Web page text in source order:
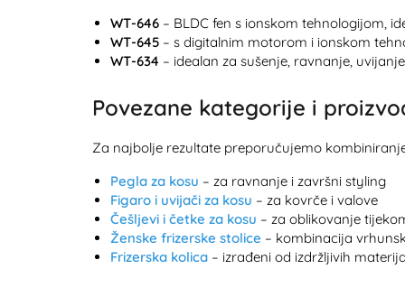
WT-646 – BLDC fen s ionskom tehnologijom,
WT-645 – s digitalnim motorom i ionskom
WT-634 – idealan za sušenje, ravnanje,
Povezane kategorije i
Za najbolje rezultate preporučujemo
Pegla za kosu – za ravnanje i završni styling
Figaro i uvijači za kosu – za kovrče i valove
Češljevi i četke za kosu – za oblikovanje
Ženske frizerske stolice – kombinacija
Frizerska kolica – izrađeni od izdržljivih